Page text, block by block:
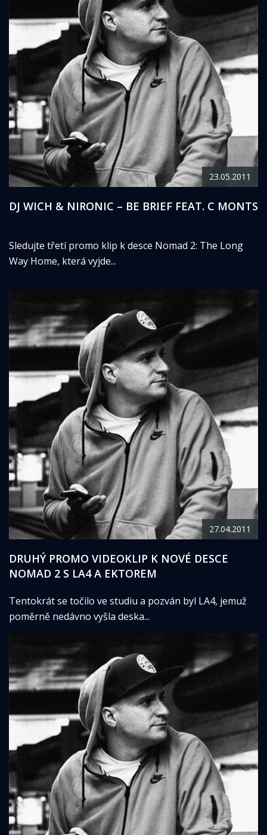
23.05.2011
DJ WICH & NIRONIC – BE BRIEF FEAT. C MONTS
Sledujte třetí promo klip k desce Nomad 2: The Long
Way Home, která vyjde...
27.04.2011
DRUHÝ PROMO VIDEOKLIP K NOVÉ DESCE
NOMAD 2 S LA4 A EKTOREM
Tentokrát se točilo ve studiu a pozván byl LA4, jemuž
poměrně nedávno vyšla deska...